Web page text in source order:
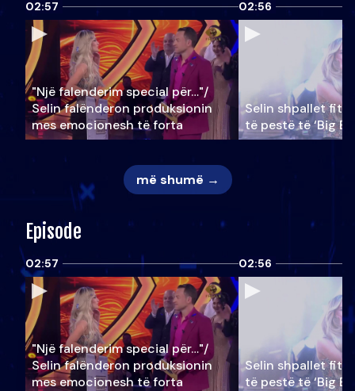
02:57
"Një falenderim special për…"/
Selin falënderon produksionin
mes emocionesh të forta
02:56
Selin shpallet
të pestë të ‘Big
më shumë →
Episode
02:57
"Një falenderim special për…"/
Selin falënderon produksionin
mes emocionesh të forta
02:56
Selin shpallet
të pestë të ‘Big